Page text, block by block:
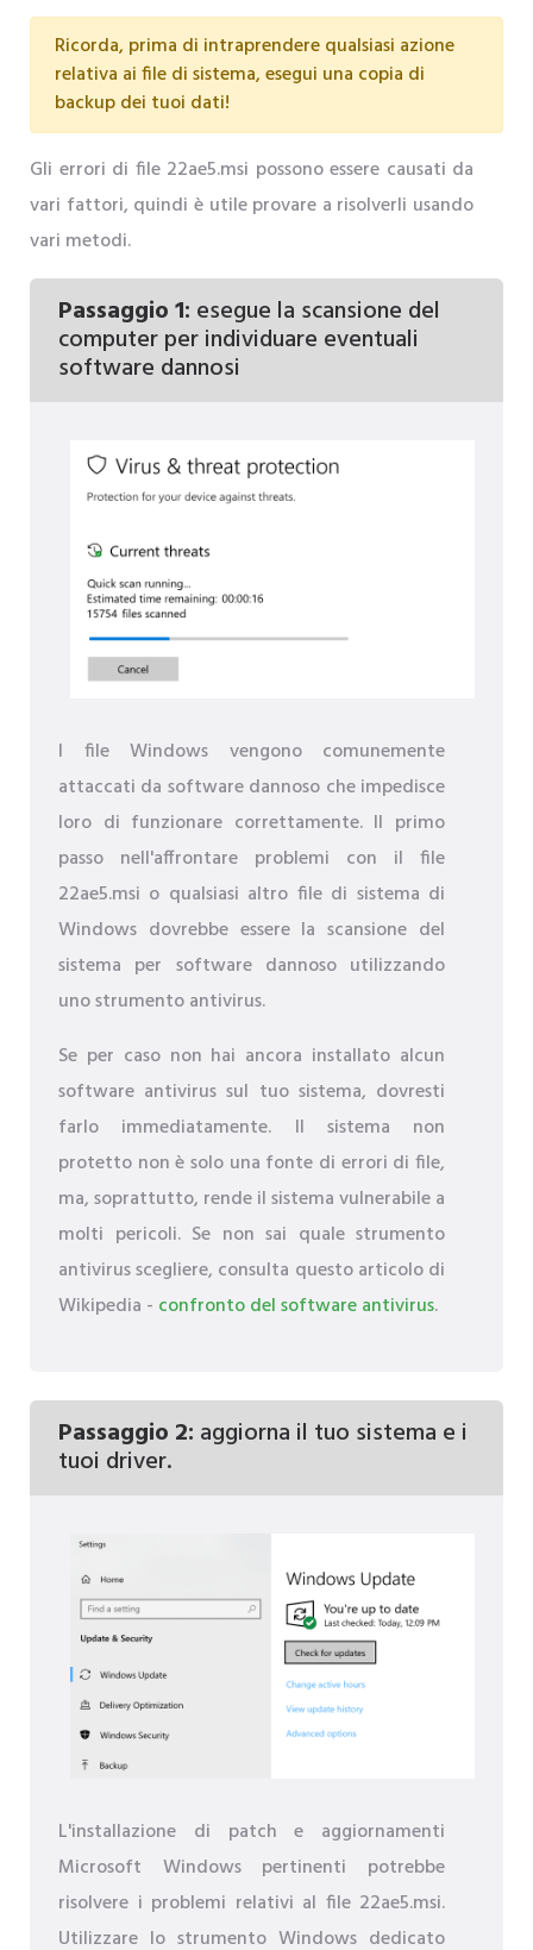
Ricorda, prima di intraprendere qualsiasi azione
relativa ai file di sistema, esegui una copia di
backup dei tuoi dati!
Gli errori di file 22ae5.msi possono essere causati da
vari fattori, quindi è utile provare a risolverli usando
vari metodi.
Passaggio 1: esegue la scansione del
computer per individuare eventuali
software dannosi
I file Windows vengono comunemente
attaccati da software dannoso che impedisce
loro di funzionare correttamente. Il primo
passo nell'affrontare problemi con il file
22ae5.msi o qualsiasi altro file di sistema di
Windows dovrebbe essere la scansione del
sistema per software dannoso utilizzando
uno strumento antivirus.
Se per caso non hai ancora installato alcun
software antivirus sul tuo sistema, dovresti
farlo immediatamente. Il sistema non
protetto non è solo una fonte di errori di file,
ma, soprattutto, rende il sistema vulnerabile a
molti pericoli. Se non sai quale strumento
antivirus scegliere, consulta questo articolo di
Wikipedia - confronto del software antivirus.
Passaggio 2: aggiorna il tuo sistema e i
tuoi driver.
L'installazione di patch e aggiornamenti
Microsoft Windows pertinenti potrebbe
risolvere i problemi relativi al file 22ae5.msi.
Utilizzare lo strumento Windows dedicato